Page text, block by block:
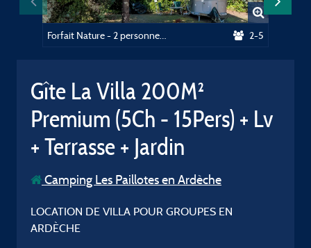
2-5
Gîte La Villa 200M²
Premium (5Ch - 15Pers) + Lv
+ Terrasse + Jardin
Camping Les Paillotes en Ardèche
LOCATION DE VILLA POUR GROUPES EN
ARDÈCHE